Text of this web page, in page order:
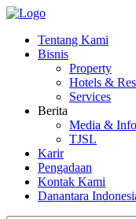
Tentang Kami
Bisnis
Property
Hotels &
Services
Berita
Media &
TJSL
Karir
Pengadaan
Kontak Kami
Danantara